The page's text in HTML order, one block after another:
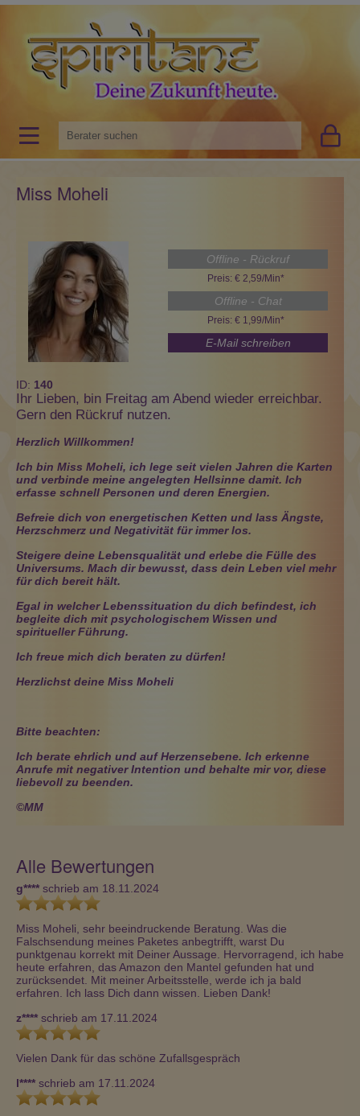
Miss Moheli
Offline - Rückruf
Preis: € 2,59/Min*
Offline - Chat
Preis: € 1,99/Min*
E-Mail schreiben
ID: 140
Ihr Lieben, bin Freitag am Abend wieder erreichbar.
Gern den Rückruf nutzen.
Herzlich Willkommen!
Ich bin Miss Moheli, ich lege seit vielen Jahren die Karten
und verbinde meine angelegten Hellsinne damit. Ich
erfasse schnell Personen und deren Energien.
Befreie dich von energetischen Ketten und lass Ängste,
Herzschmerz und Negativität für immer los.
Steigere deine Lebensqualität und erlebe die Fülle des
Universums. Mach dir bewusst, dass dein Leben viel mehr
für dich bereit hält.
Egal in welcher Lebenssituation du dich befindest, ich
begleite dich mit psychologischem Wissen und
spiritueller Führung.
Ich freue mich dich beraten zu dürfen!
Herzlichst deine Miss Moheli
Bitte beachten:
Ich berate ehrlich und auf Herzensebene. Ich erkenne
Anrufe mit negativer Intention und behalte mir vor, diese
liebevoll zu beenden.
©MM
Alle Bewertungen
g**** schrieb am 18.11.2024
Miss Moheli, sehr beeindruckende Beratung. Was die
Falschsendung meines Paketes anbegtrifft, warst Du
punktgenau korrekt mit Deiner Aussage. Hervorragend, ich habe
heute erfahren, das Amazon den Mantel gefunden hat und
zurücksendet. Mit meiner Arbeitsstelle, werde ich ja bald
erfahren. Ich lass Dich dann wissen. Lieben Dank!
z**** schrieb am 17.11.2024
Vielen Dank für das schöne Zufallsgespräch
l**** schrieb am 17.11.2024